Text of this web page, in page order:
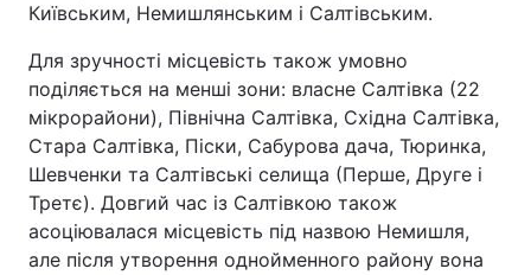
Київським, Немишлянським і Салтівським.
Для зручності місцевість також умовно
поділяється на менші зони: власне Салтівка (22
мікрорайони), Північна Салтівка, Східна Салтівка,
Стара Салтівка, Піски, Сабурова дача, Тюринка,
Шевченки та Салтівські селища (Перше, Друге і
Третє). Довгий час із Салтівкою також
асоціювалася місцевість під назвою Немишля,
але після утворення однойменного району вона